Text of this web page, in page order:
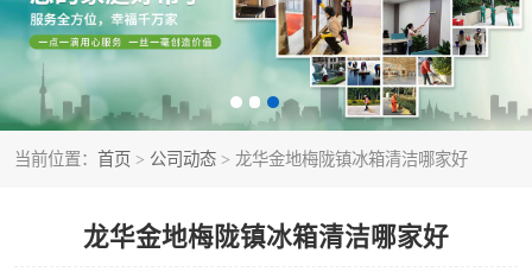
当前位置： 首页 > 公司动态 > 龙华金地梅陇镇冰箱清洁哪家好
龙华金地梅陇镇冰箱清洁哪家好
家庭保姆